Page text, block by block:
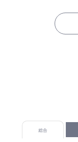
総合